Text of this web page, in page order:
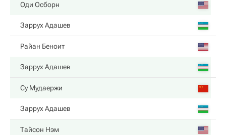
Оди Осборн
Заррух Адашев
Райан Беноит
Заррух Адашев
Су Мудаержи
Заррух Адашев
Тайсон Нэм